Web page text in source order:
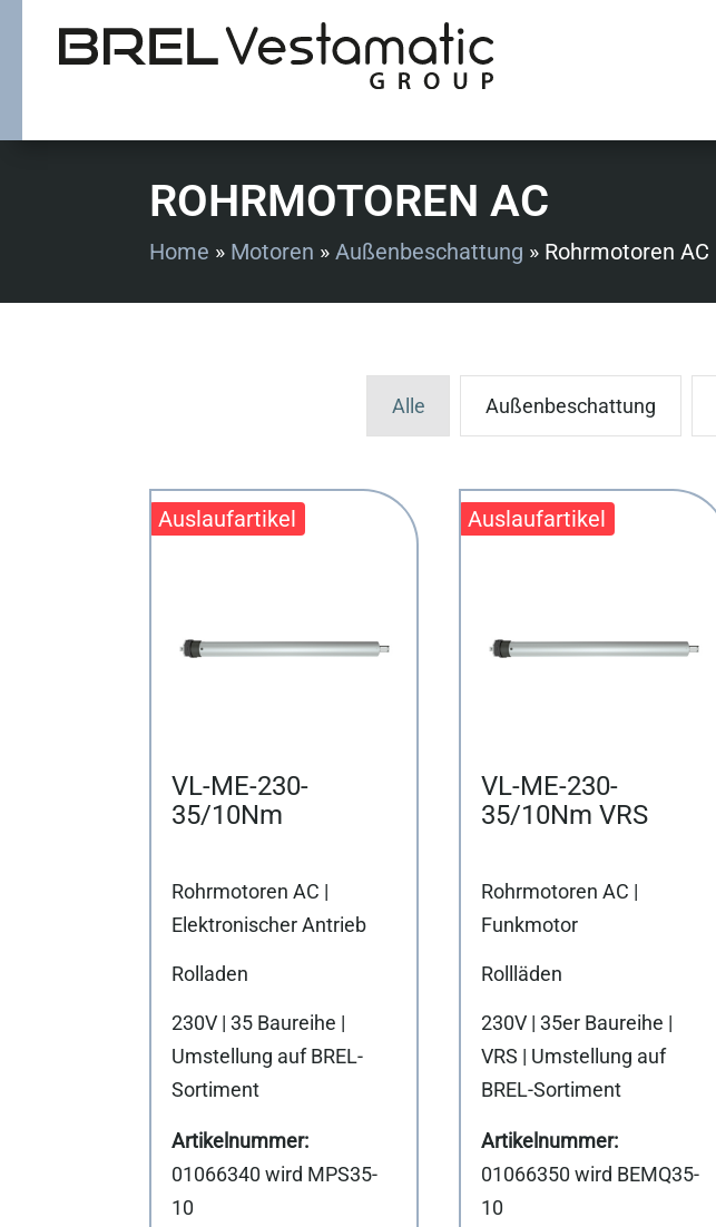
ROHRMOTOREN AC
Home » Motoren » Außenbeschattung » Rohrmotoren AC
Alle Außenbeschattung
VL-ME-230-
35/10Nm
Rohrmotoren AC |
Elektronischer Antrieb
Rolladen
230V | 35 Baureihe |
Umstellung auf BREL-
Sortiment
01066340 wird MPS35-
10
VL-ME-230-
35/10Nm VRS
Rohrmotoren AC |
Funkmotor
Rollläden
230V | 35er Baureihe |
VRS | Umstellung auf
BREL-Sortiment
01066350 wird BEMQ35-
10